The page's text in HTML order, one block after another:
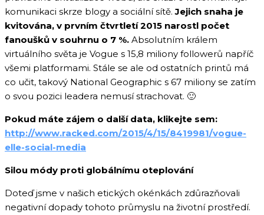
komunikaci skrze blogy a sociální sítě. Jejich snaha je
kvitována, v prvním čtvrtletí 2015 narostl počet
fanoušků v souhrnu o 7 %. Absolutním králem
virtuálního světa je Vogue s 15,8 miliony followerů napříč
všemi platformami. Stále se ale od ostatních printů má
co učit, takový National Geographic s 67 miliony se zatím
o svou pozici leadera nemusí strachovat. 🙂
Pokud máte zájem o další data, klikejte sem:
http://www.racked.com/2015/4/15/8419981/vogue-
elle-social-media
Silou módy proti globálnímu oteplování
Doteď jsme v našich etických okénkách zdůrazňovali
negativní dopady tohoto průmyslu na životní prostředí.